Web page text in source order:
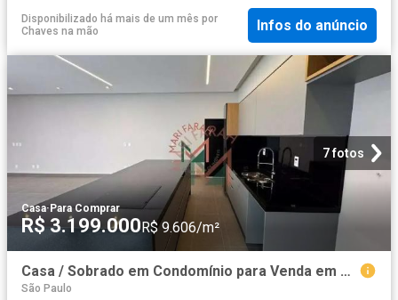
Disponibilizado há mais de um mês por
Chaves na mão
Infos do anúncio
7 fotos
Casa· Para Comprar
R$ 3.199.000R$ 9.606/m²
Casa / Sobrado em Condomínio para Venda em Votorantim/SP Alphaville Nova Esplanada 4 Quartos
São Paulo